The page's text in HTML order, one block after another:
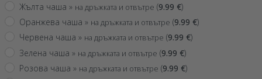
Жълта чаша » на дръжката и отвътре (9.99 €)
Оранжева чаша » на дръжката и отвътре (9.99 €)
Червена чаша » на дръжката и отвътре (9.99 €)
Зелена чаша » на дръжката и отвътре (9.99 €)
Розова чаша » на дръжката и отвътре (9.99 €)